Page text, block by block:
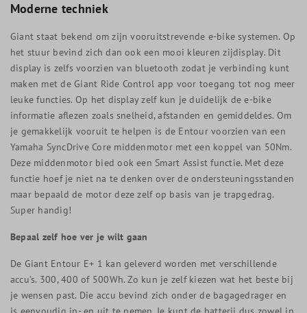
Moderne techniek
Giant staat bekend om zijn vooruitstrevende e-bike systemen. Op
het stuur bevind zich dan ook een mooi kleuren zijdisplay. Dit
display is zelfs voorzien van bluetooth zodat je verbinding kunt
maken met de Giant Ride Control app voor toegang tot nog meer
leuke functies. Op het display zelf kun je duidelijk de e-bike
informatie aflezen zoals snelheid, afstanden en gemiddeldes. Om
je gemakkelijk vooruit te helpen is de Entour voorzien van een
Yamaha SyncDrive Core middenmotor met een koppel van 50Nm.
Deze middenmotor bied ook een Smart Assist functie. Met deze
functie hoef je niet na te denken over de ondersteuningsstanden
maar bepaald de motor deze zelf op basis van je trapgedrag.
Super handig!
Bepaal zelf hoe ver je wilt gaan
De Giant Entour E+ 1 kan geleverd worden met verschillende
accu’s. 300, 400 of 500Wh. Zo kun je zelf kiezen wat het beste bij
je wensen past. Die accu bevind zich onder de bagagedrager en